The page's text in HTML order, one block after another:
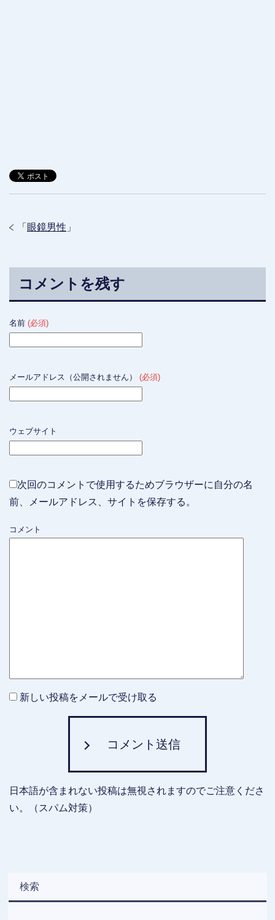
「 眼鏡男性 」
コメントを残す
名前 (必須)
メールアドレス（公開されません） (必須)
ウェブサイト
次回のコメントで使用するためブラウザーに自分の名
前、メールアドレス、サイトを保存する。
コメント
新しい投稿をメールで受け取る
コメント送信
日本語が含まれない投稿は無視されますのでご注意くださ
い。（スパム対策）
検索